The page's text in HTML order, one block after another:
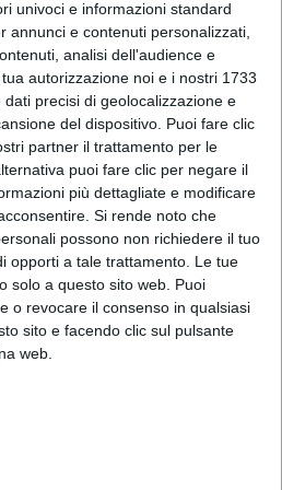
univoci e informazioni standard
annunci e contenuti personalizzati,
analisi dell'audience e
autorizzazione noi e i nostri 1733
precisi di geolocalizzazione e
del dispositivo. Puoi fare clic
partner il trattamento per le
puoi fare clic per negare il
più dettagliate e modificare
Si rende noto che
possono non richiedere il tuo
opporti a tale trattamento. Le tue
solo a questo sito web. Puoi
o revocare il consenso in qualsiasi
sito e facendo clic sul pulsante
web.post su Instagram